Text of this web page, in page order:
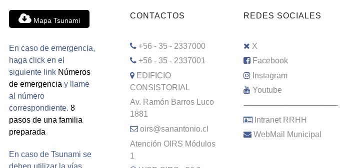
Mapa Tsunami
En caso de emergencia,
haga click en el
siguiente link Números
de emergencia y llame
al número
correspondiente. 8
pasos de una familia
preparada
En caso de Tsunami se
deben utilizar la vías
CONTACTOS
+56 - 35 - 2337000
+56 - 35 - 2337001
EDIFICIO
CONSISTORIAL
Av. Ramón Barros Luco
1881
oirs@sanantonio.cl
Atención OIRS Módulos
1
REDES SOCIALES
X
Facebook
Instagram
Youtube
–––––––––––––––––––––
Intranet RRHH
WebMail Municipal